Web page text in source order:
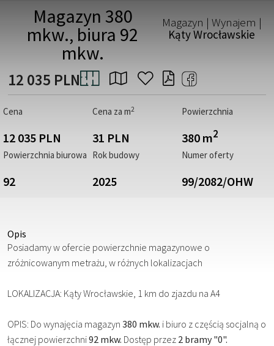
Magazyn 380
mkw., biura 92
mkw.
Magazyn | Wynajem |
Kąty Wrocławskie
12 035 PLN
Cena
12 035 PLN
Cena za m2
31 PLN
Powierzchnia
380 m2
Powierzchnia biurowa
92
Rok budowy
2025
Numer oferty
99/2082/OHW
Opis
Posiadamy w ofercie powierzchnie magazynowe o
zróżnicowanym metrażu, w różnych lokalizacjach
LOKALIZACJA: Kąty Wrocławskie, 1 km do zjazdu na A4
OPIS: Do wynajęcia magazyn 380 mkw. i biuro z częścią socjalną o
łącznej powierzchni92 mkw. Dostęp przez 2 bramy "0".